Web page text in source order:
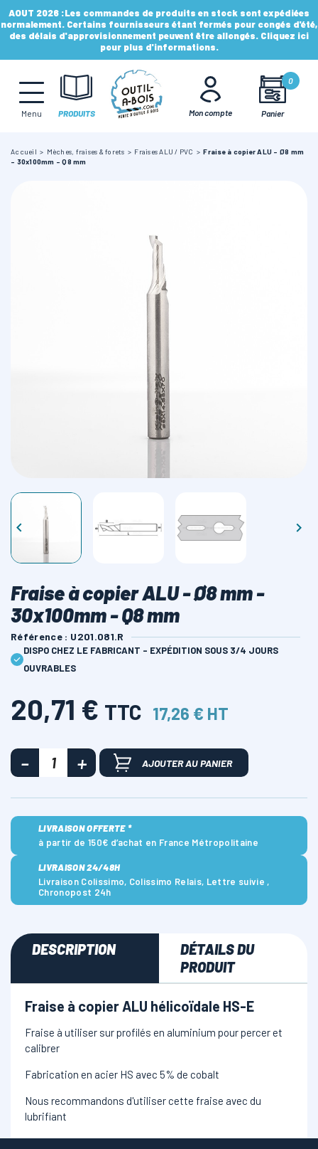
AOUT 2026 :Les commandes de produits en stock sont expédiées
normalement. Certains fournisseurs étant fermés pour congés d'été,
des délais d'approvisionnement peuvent être allongés. Cliquez ici
pour plus d'informations.
Menu PRODUITS Mon compte Panier
0
MÈCHES, FRAISES & FORETS
LAMES & DISQUES
OUTILS DE TOUPIE
FERS & PLAQUETTES
LAMES SCIES RUBAN
Accueil Mèches, fraises & forets Fraises ALU / PVC
Fraise à copier ALU - Ø8 mm
- 30x100mm - Q8 mm
 
Fraise à copier ALU - Ø8 mm -
30x100mm - Q8 mm
Référence : U201.081.R
DISPO CHEZ LE FABRICANT - EXPÉDITION SOUS 3/4 JOURS
OUVRABLES
20,71 € TTC 17,26 € HT
AJOUTER AU PANIER
LIVRAISON OFFERTE *
à partir de 150€ d’achat en France Métropolitaine
LIVRAISON 24/48H
Livraison Colissimo, Colissimo Relais, Lettre suivie ,
Chronopost 24h
DESCRIPTION
DÉTAILS DU
PRODUIT
Fraise à copier ALU hélicoïdale HS-E
Fraise à utiliser sur profilés en aluminium pour percer et
calibrer
Fabrication en acier HS avec 5% de cobalt
Nous recommandons d'utiliser cette fraise avec du
lubrifiant